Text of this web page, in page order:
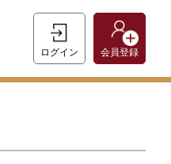
ログイン 会員登録